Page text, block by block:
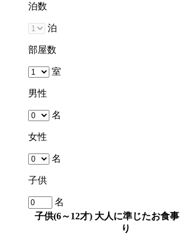
泊数
泊
部屋数
室
男性
名
女性
名
子供
名
子供(6～12才) 大人に準じたお食事
り